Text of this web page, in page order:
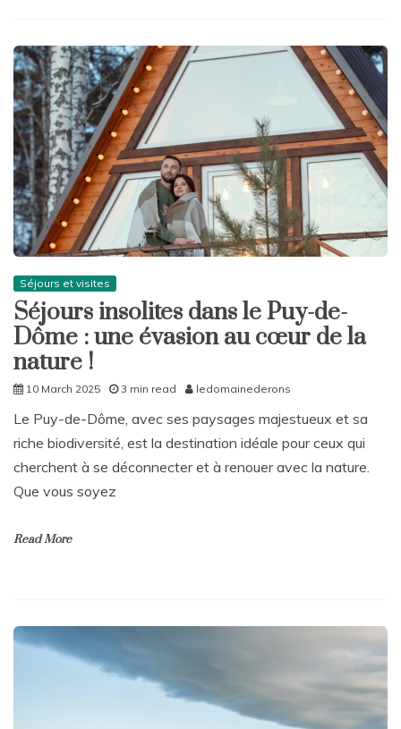
Séjours et visites
Séjours insolites dans le Puy-de-
Dôme : une évasion au cœur de la
nature !
10 March 2025 3 min read ledomainederons
Le Puy-de-Dôme, avec ses paysages majestueux et sa
riche biodiversité, est la destination idéale pour ceux qui
cherchent à se déconnecter et à renouer avec la nature.
Que vous soyez
Read More